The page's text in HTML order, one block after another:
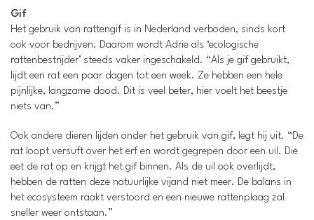
Gif
Het gebruik van rattengif is in Nederland verboden, sinds kort
ook voor bedrijven. Daarom wordt Adrie als ‘ecologische
rattenbestrijder’ steeds vaker ingeschakeld. “Als je gif gebruikt,
lijdt een rat een paar dagen tot een week. Ze hebben een hele
pijnlijke, langzame dood. Dit is veel beter, hier voelt het beestje
niets van.”
Ook andere dieren lijden onder het gebruik van gif, legt hij uit. “De
rat loopt versuft over het erf en wordt gegrepen door een uil. Die
eet de rat op en krijgt het gif binnen. Als de uil ook overlijdt,
hebben de ratten deze natuurlijke vijand niet meer. De balans in
het ecosysteem raakt verstoord en een nieuwe rattenplaag zal
sneller weer ontstaan.”